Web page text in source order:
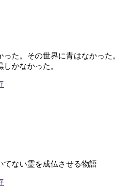
た。その世界に青はなかった。
かなかった。
てない霊を成仏させる物語